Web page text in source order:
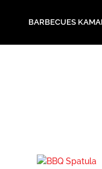
BARBECUES